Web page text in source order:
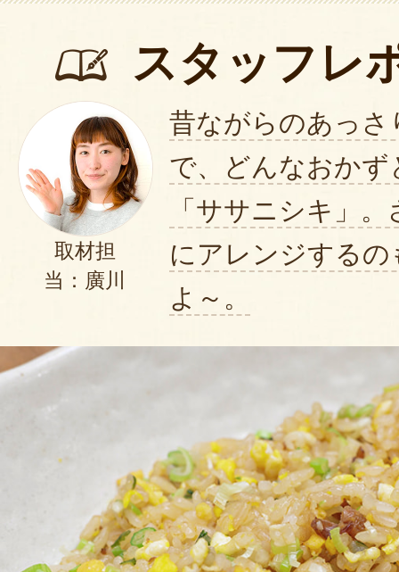
スタッフレ
取材担
当：廣川
昔ながらのあっさ
で、どんなおかず
「ササニシキ」
にアレンジする
よ～。